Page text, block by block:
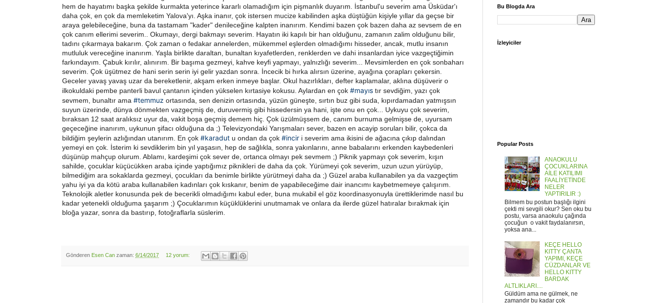
hem de hayatımı başka şekilde kurmakta yeterince kararlı olamadığım için pişmanlık duyarım. İstanbul'u severim ama Üsküdar'ı
daha çok, en çok da memleketim Yalova'yı. Aşka inanır, çok istersen mucize kabilinden aşka düştüğün kişiyle yıllar da geçse bir
araya gelebileceğine, buna da tastamam "kader" denileceğine kalpten inanırım. Kendimi bazen çok bazen daha az sevsem de en
çok canım ellerimi severim.. Okumayı, dergi bakmayı severim. Hayatın iki kapılı bir han olduğunu, zamanın zalim olduğunu bilir,
tadını çıkarmaya bakarım. Çok zaman o fedakar annelerden, mükemmel eşlerden olmadığımı hisseder, ancak, mutlu insanın
mutluluk vereceğine inanırım. Yaşla birlikte daraltan, bunaltan kıyafetlerden, renklerden ve dahi insanlardan iyice vazgeçtiğimin
farkındayım. Çabuk kırılır, alınırım. Bir başıma gezmeyi, kahve keyfi yapmayı, yalnızlığı severim... Mevsimlerden en çok sonbaharı
severim. Çok üşütmez de hani serin serin iyi gelir yazdan sonra. İncecik bi hırka alırsın üzerine, ayağına çorapları çekersin.
Geceler yavaş yavaş uzar da bereketlenir, akşam erken inmeye başlar. Okul hazırlıkları, defter kaplamalar, aklına düşüverir o
ilkokuldaki pembe panterli bavul çantanın içinden yükselen kırtasiye kokusu. Aylardan en çok #mayıs tır sevdiğim, yazı çok
sevmem, bunaltır ama #temmuz ortasında, sen denizin ortasında, yüzün güneşte, sırtın buz gibi suda, kıpırdamadan yatmışsın
suyun üzerinde, dünya dönmekten vazgeçmiş de, duruvermiş gibi hissedersin ya hani, işte onu en çok... Uykuyu çok severim,
bıraksan 12 saat aralıksız uyur da, vakit boşa geçmiş demem hiç. Çok üzülmüşsem de, canım burnuma gelmişse de, uyursam
geçeceğine inanırım, uykunun şifacı olduğuna da ;) Televizyondaki Yarışmaları sever, bazen en acayip soruları bilir, çokca da
bildiğim şeylerin azlığından utanırım. En çok #karadut u ondan da çok #incir i severim ama ikisini de ağacına çıkıp dalından
yemeyi en çok. İsterim ki sevdiklerim bin yıl yaşasın, hep de sağlıkla, sonra yakınlarını, anne babalarını erkenden kaybedenleri
düşünüp mahçup olurum. Ablamı, kardeşimi çok sever de, ortanca olmayı pek sevmem ;) Piknik yapmayı çok severim, kışın
sahilde, çocuklar küçücükken araba içinde yaptığımız piknikleri de daha da çok. Yürümeyi çok severim, uzun uzun yürüyüp,
bilmediğim ara sokaklarda gezmeyi, çocukları da benimle birlikte yürütmeyi daha da ;) Güzel araba kullanabilen ya da vazgeçtim
yahu iyi ya da kötü araba kullanabilen kadınları çok kıskanır, benim de yapabileceğime dair inancımı kaybetmemeye çalışırım.
Teknolojik aletler konusunda pek de becerikli olmadığımı kabul eder, buna mukabil el göz koordinasyonuyla ürettiklerimde nasıl bu
kadar yetenekli olduğuma şaşarım ;) Çocuklarımın küçüklüklerini unutmamak ve onlara da ilerde güzel hatıralar bırakmak için
bloğa yazar, sonra da bastırıp, fotoğraflarla süslerim.
Gönderen Esen Can zaman: 6/14/2017 12 yorum:
Bu Blogda Ara
İzleyiciler
Popular Posts
ANAOKULU
ÇOCUKLARINA
AİLE KATILIMI
FAALİYETİNDE
NELER
YAPTIRILIR :)
Bilmem bu postun başlığı ilgini
çekti mi sevgili okur? Sen oku bu
postu, varsa anaokulu çağında
çocuğun o vakit faydalanırsın,
yoksa ana...
KEÇE HELLO
KITTY ÇANTA
YAPIMI, KEÇE
CÜZDANLAR VE
HELLO KITTY
BARDAK
ALTLIKLARI....
Güldüm ama ne gülmek, ne
zamandır bu kadar çok